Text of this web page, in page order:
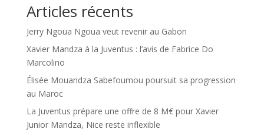
Articles récents
Jerry Ngoua Ngoua veut revenir au Gabon
Xavier Mandza à la Juventus : l’avis de Fabrice Do
Marcolino
Élisée Mouandza Sabefoumou poursuit sa progression
au Maroc
La Juventus prépare une offre de 8 M€ pour Xavier
Junior Mandza, Nice reste inflexible